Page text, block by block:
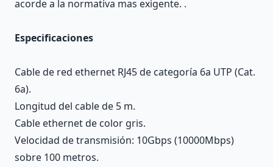
acorde a la normativa mas exigente. .
Especificaciones
Cable de red ethernet RJ45 de categoría 6a UTP (Cat.
6a).
Longitud del cable de 5 m.
Cable ethernet de color gris.
Velocidad de transmisión: 10Gbps (10000Mbps)
sobre 100 metros.